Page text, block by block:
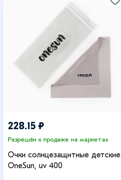
228.15 ₽
Разрешён к продаже на маркетах
Очки солнцезащитные детские
OneSun, uv 400